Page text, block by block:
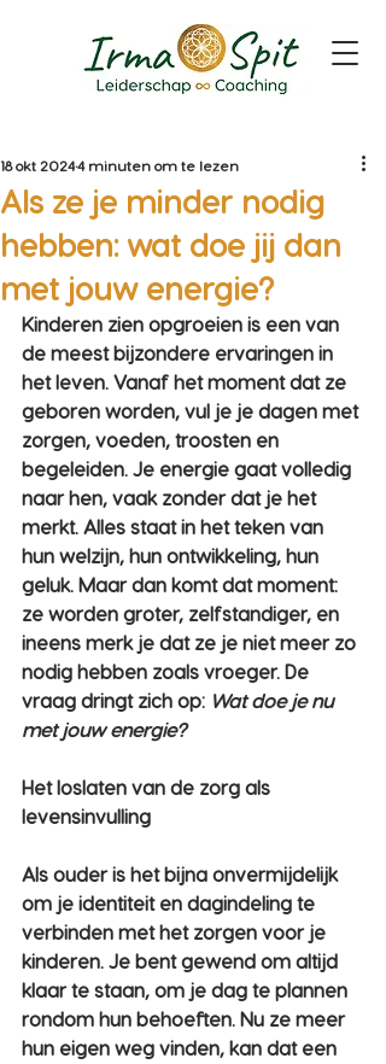
Als ze je minder nodig
hebben: wat doe jij dan
met jouw energie?
18 okt 20244 minuten om te lezen
Kinderen zien opgroeien is een van
de meest bijzondere ervaringen in
het leven. Vanaf het moment dat ze
geboren worden, vul je je dagen met
zorgen, voeden, troosten en
begeleiden. Je energie gaat volledig
naar hen, vaak zonder dat je het
merkt. Alles staat in het teken van
hun welzijn, hun ontwikkeling, hun
geluk. Maar dan komt dat moment:
ze worden groter, zelfstandiger, en
ineens merk je dat ze je niet meer zo
nodig hebben zoals vroeger. De
vraag dringt zich op: Wat doe je nu
met jouw energie?
Het loslaten van de zorg als
levensinvulling
Als ouder is het bijna onvermijdelijk
om je identiteit en dagindeling te
verbinden met het zorgen voor je
kinderen. Je bent gewend om altijd
klaar te staan, om je dag te plannen
rondom hun behoeften. Nu ze meer
hun eigen weg vinden, kan dat een